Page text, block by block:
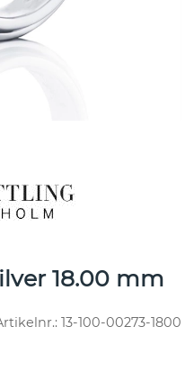
18.00 mm
13-100-00273-1800